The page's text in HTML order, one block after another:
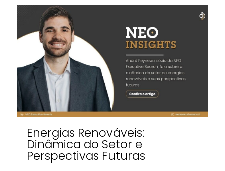
Energias Renováveis:
Dinâmica do Setor e
Perspectivas Futuras